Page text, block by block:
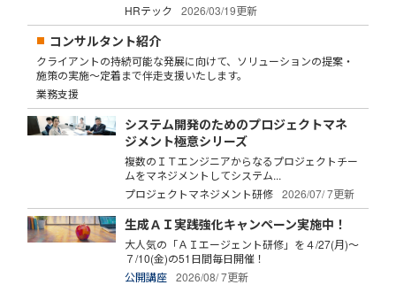
HRテック
2026/03/19更新
コンサルタント紹介
クライアントの持続可能な発展に向けて、ソリューションの提案・
施策の実施～定着まで伴走支援いたします。
業務支援
システム開発のためのプロジェクトマネ
ジメント極意シリーズ
複数のＩＴエンジニアからなるプロジェクトチー
ムをマネジメントしてシステム...
プロジェクトマネジメント研修
2026/07/ 7更新
生成ＡＩ実践強化キャンペーン実施中！
大人気の「ＡＩエージェント研修」を４/27(月)～
７/10(金)の51日間毎日開催！
公開講座
2026/08/ 7更新